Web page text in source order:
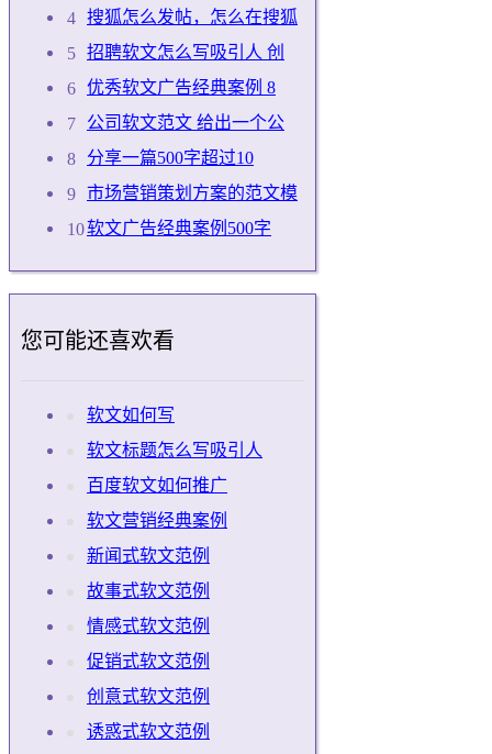
搜狐怎么发帖，怎么在搜狐
招聘软文怎么写吸引人 创
优秀软文广告经典案例 8
公司软文范文 给出一个公
分享一篇500字超过10
市场营销策划方案的范文模
软文广告经典案例500字
您可能还喜欢看
软文如何写
软文标题怎么写吸引人
百度软文如何推广
软文营销经典案例
新闻式软文范例
故事式软文范例
情感式软文范例
促销式软文范例
创意式软文范例
诱惑式软文范例